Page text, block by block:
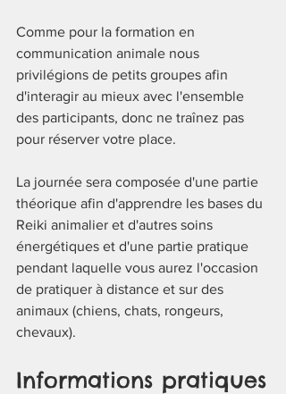
Comme pour la formation en
communication animale nous
privilégions de petits groupes afin
d'interagir au mieux avec l'ensemble
des participants, donc ne traînez pas
pour réserver votre place.
La journée sera composée d'une partie
théorique afin d'apprendre les bases du
Reiki animalier et d'autres soins
énergétiques et d'une partie pratique
pendant laquelle vous aurez l'occasion
de pratiquer à distance et sur des
animaux (chiens, chats, rongeurs,
chevaux).
Informations pratiques